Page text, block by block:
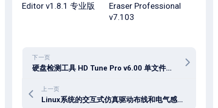
Editor v1.8.1 专业版
Eraser Professional
v7.103
下一页
硬盘检测工具 HD Tune Pro v6.00 单文件绿色便携汉化版
上一页
Linux系统的交互式仿真驱动布线和电气感知设计 Cadence Virtuoso Studio IC23.10.060 / SPECTRE 23.10.242